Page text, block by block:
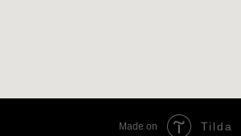
Made on Tilda